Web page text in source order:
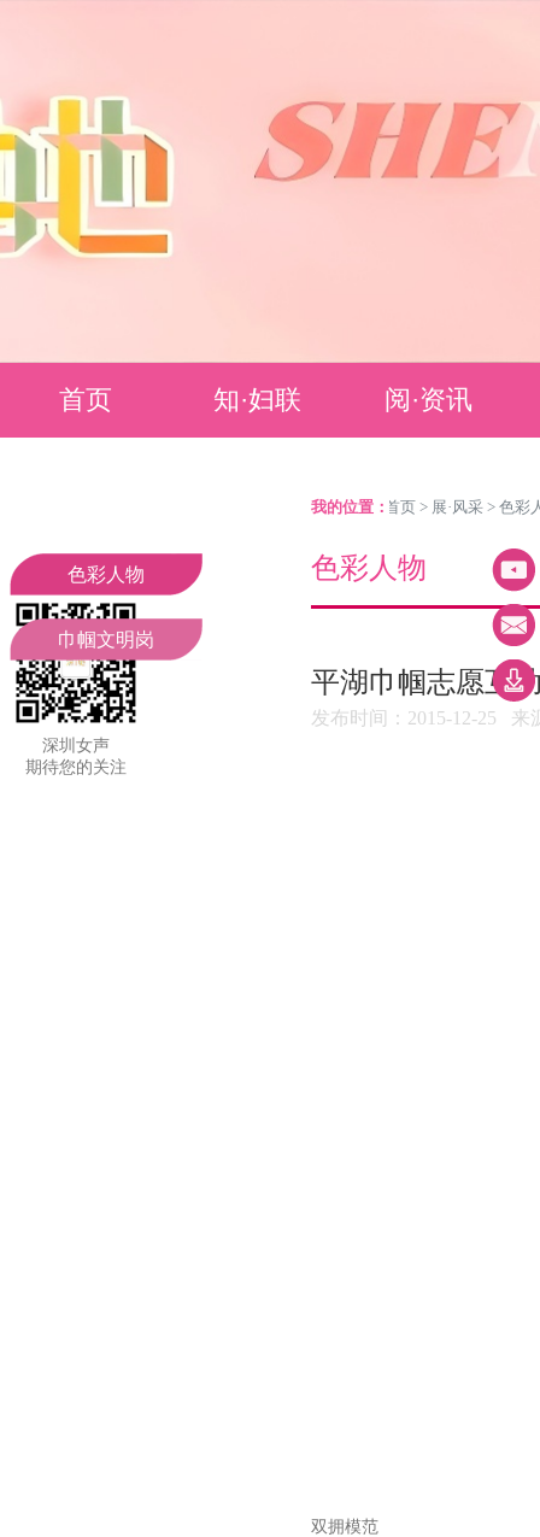
深圳女声
期待您的关注
首页 知·妇联 阅·资讯
工作动态
通知公告
色彩人物
巾帼文明岗
我的位置：
> 首页 > 展·风采 > 色彩
色彩人物
平湖巾帼志愿互
发布时间：2015-12-25
双拥模范